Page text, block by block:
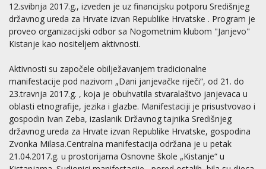
12.svibnja 2017.g., izveden je uz financijsku potporu Središnjeg
državnog ureda za Hrvate izvan Republike Hrvatske . Program je
proveo organizacijski odbor sa Nogometnim klubom "Janjevo"
Kistanje kao nositeljem aktivnosti.
Aktivnosti su započele obilježavanjem tradicionalne
manifestacije pod nazivom „Dani janjevačke riječi“, od 21. do
23.travnja 2017.g. , koja je obuhvatila stvaralaštvo janjevaca u
oblasti etnografije, jezika i glazbe. Manifestaciji je prisustvovao i
gospodin Ivan Zeba, izaslanik Državnog tajnika Središnjeg
državnog ureda za Hrvate izvan Republike Hrvatske, gospodina
Zvonka Milasa.Centralna manifestacija održana je u petak
21.04.2017.g. u prostorijama Osnovne škole „Kistanje“ u